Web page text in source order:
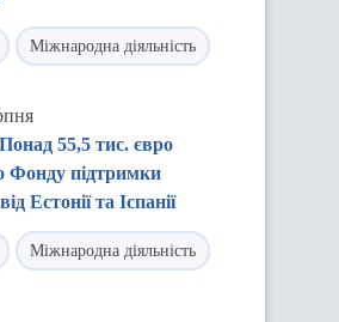
Міжнародна діяльність
55,5 тис. євро
Фонду підтримки
Естонії та Іспанії
Міжнародна діяльність